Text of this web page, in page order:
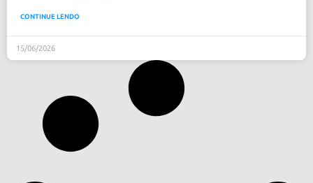
CONTINUE LENDO
15/06/2026